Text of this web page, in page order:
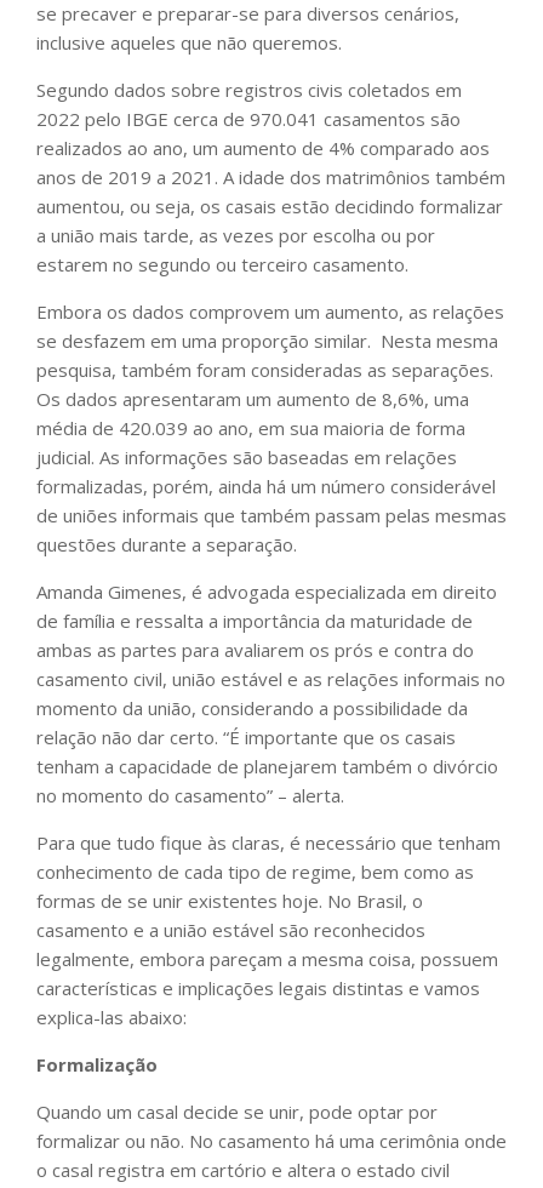
se precaver e preparar-se para diversos cenários,
inclusive aqueles que não queremos.
Segundo dados sobre registros civis coletados em
2022 pelo IBGE cerca de 970.041 casamentos são
realizados ao ano, um aumento de 4% comparado aos
anos de 2019 a 2021. A idade dos matrimônios também
aumentou, ou seja, os casais estão decidindo formalizar
a união mais tarde, as vezes por escolha ou por
estarem no segundo ou terceiro casamento.
Embora os dados comprovem um aumento, as relações
se desfazem em uma proporção similar. Nesta mesma
pesquisa, também foram consideradas as separações.
Os dados apresentaram um aumento de 8,6%, uma
média de 420.039 ao ano, em sua maioria de forma
judicial. As informações são baseadas em relações
formalizadas, porém, ainda há um número considerável
de uniões informais que também passam pelas mesmas
questões durante a separação.
Amanda Gimenes, é advogada especializada em direito
de família e ressalta a importância da maturidade de
ambas as partes para avaliarem os prós e contra do
casamento civil, união estável e as relações informais no
momento da união, considerando a possibilidade da
relação não dar certo. “É importante que os casais
tenham a capacidade de planejarem também o divórcio
no momento do casamento” – alerta.
Para que tudo fique às claras, é necessário que tenham
conhecimento de cada tipo de regime, bem como as
formas de se unir existentes hoje. No Brasil, o
casamento e a união estável são reconhecidos
legalmente, embora pareçam a mesma coisa, possuem
características e implicações legais distintas e vamos
explica-las abaixo:
Formalização
Quando um casal decide se unir, pode optar por
formalizar ou não. No casamento há uma cerimônia onde
o casal registra em cartório e altera o estado civil